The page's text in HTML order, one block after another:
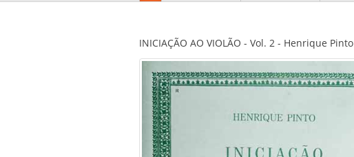
INICIAÇÃO AO VIOLÃO - Vol. 2 - Henrique Pinto